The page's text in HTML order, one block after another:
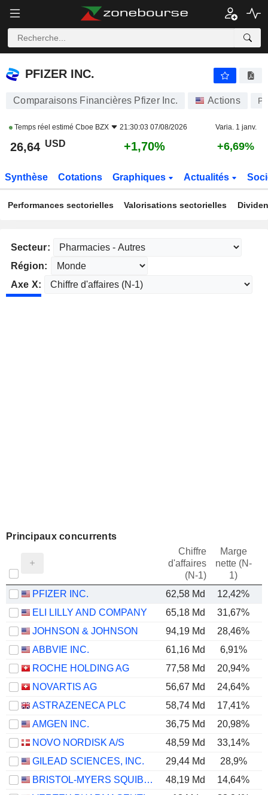
PFIZER INC.
PFIZER INC.
Comparaisons Financières Pfizer Inc. Actions
Temps réel estimé Cboe BZX 21:30:03 07/08/2026 Varia. 1 janv.
26,64 USD +1,70% +6,69%
Synthèse Cotations Graphiques Actualités
Performances sectorielles Valorisations sectorielles
Secteur:
Région:
Axe X:
Principaux concurrents
Chiffre
d'affaires
(N-1)
Marge
nette (N-
1)
PFIZER INC. 62,58 Md 12,42%
ELI LILLY AND COMPANY
65,18 Md 31,67%
JOHNSON & JOHNSON
94,19 Md 28,46%
ABBVIE INC.
61,16 Md 6,91%
ROCHE HOLDING AG
77,58 Md 20,94%
NOVARTIS AG
56,67 Md 24,64%
ASTRAZENECA PLC
58,74 Md 17,41%
AMGEN INC.
36,75 Md 20,98%
NOVO NORDISK A/S
48,59 Md 33,14%
GILEAD SCIENCES, INC.
29,44 Md 28,9%
BRISTOL-MYERS SQUIBB COMPANY
48,19 Md 14,64%